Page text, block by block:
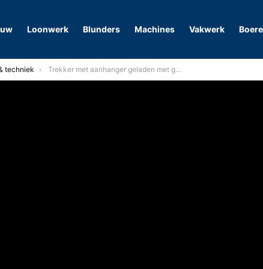
Loonwerk Blunders Machines Vakwerk
techniek Trekker met aanhanger geladen met gras rijdt achteruit de Main in